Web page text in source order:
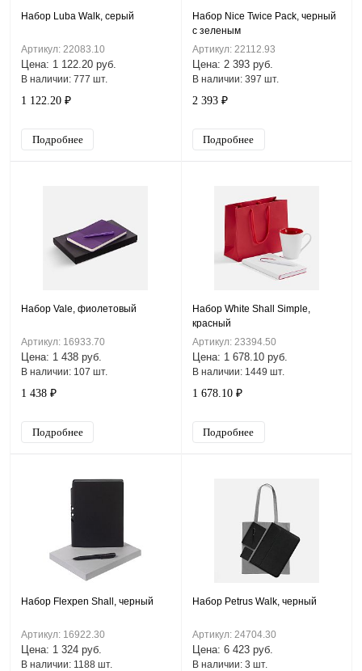
Набор Luba Walk, серый
Артикул: 22083.10
Цена: 1 122.20 руб.
В наличии: 777 шт.
1 122.20 ₽
Подробнее
Набор Nice Twice Pack, черный
с зеленым
Артикул: 22112.93
Цена: 2 393 руб.
В наличии: 397 шт.
2 393 ₽
Подробнее
Набор Vale, фиолетовый
Артикул: 16933.70
Цена: 1 438 руб.
В наличии: 107 шт.
1 438 ₽
Подробнее
Набор White Shall Simple,
красный
Артикул: 23394.50
Цена: 1 678.10 руб.
В наличии: 1449 шт.
1 678.10 ₽
Подробнее
Набор Flexpen Shall, черный
Артикул: 16922.30
Цена: 1 324 руб.
В наличии: 1188 шт.
Набор Petrus Walk, черный
Артикул: 24704.30
Цена: 6 423 руб.
В наличии: 3 шт.